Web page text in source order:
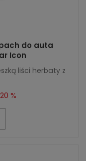
do auta
Icon
liści herbaty z
%